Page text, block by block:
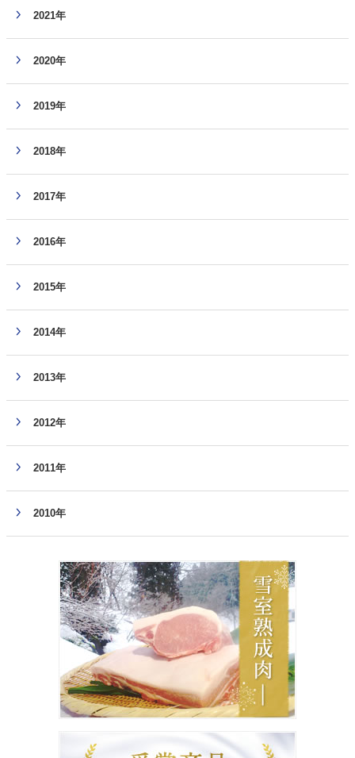
2021年
2020年
2019年
2018年
2017年
2016年
2015年
2014年
2013年
2012年
2011年
2010年